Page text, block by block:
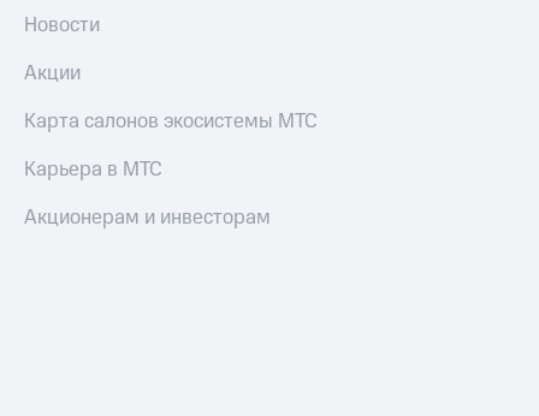
Новости
Акции
Карта салонов экосистемы МТС
Карьера в МТС
Акционерам и инвесторам